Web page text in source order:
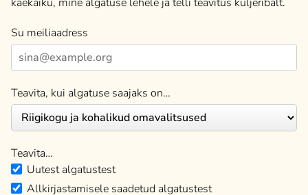
Su meiliaadress
Teavita, kui algatuse saajaks on…
Teavita…
Uutest algatustest
Allkirjastamisele saadetud algatustest